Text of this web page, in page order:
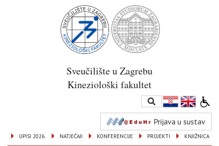
Sveučilište u Zagrebu
Kineziološki fakultet
Prijava u sustav
KNJIŽNICA
PROJEKTI
KONFERENCIJE
NATJEČAJI
UPISI 2026.